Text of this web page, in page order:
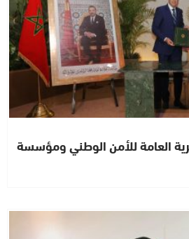
العامة للأمن الوطني ومؤسسة